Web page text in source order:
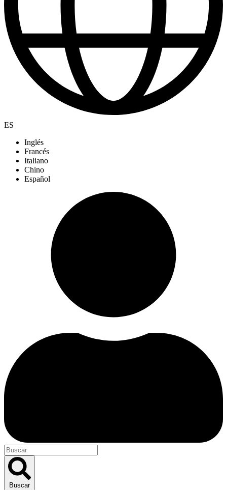
ES
Inglés
Francés
Italiano
Chino
Español
Buscar